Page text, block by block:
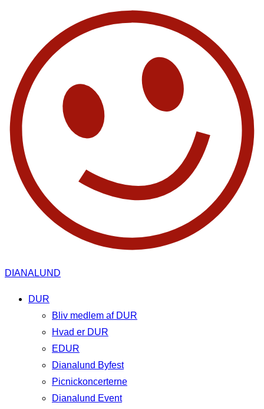
DIANALUND
DUR
Bliv medlem af DUR
Hvad er DUR
EDUR
Dianalund Byfest
Picnickoncerterne
Dianalund Event